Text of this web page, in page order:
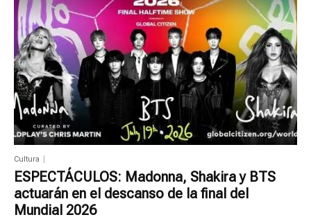
Cultura
ESPECTÁCULOS: Madonna, Shakira y BTS
actuarán en el descanso de la final del
Mundial 2026